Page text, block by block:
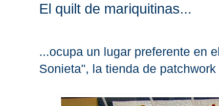
El quilt de mariquitinas...
...ocupa un lugar preferente en
Sonieta", la tienda de